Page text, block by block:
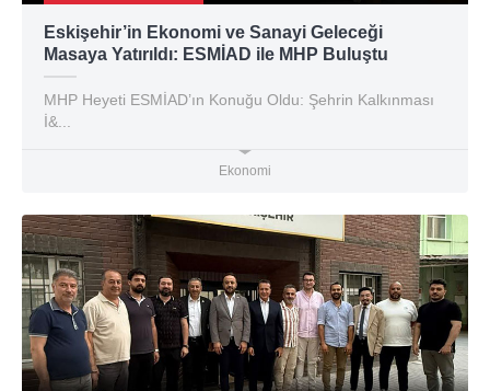
Eskişehir’in Ekonomi ve Sanayi Geleceği
Masaya Yatırıldı: ESMİAD ile MHP Buluştu
MHP Heyeti ESMİAD’ın Konuğu Oldu: Şehrin Kalkınması
İ&...
Ekonomi